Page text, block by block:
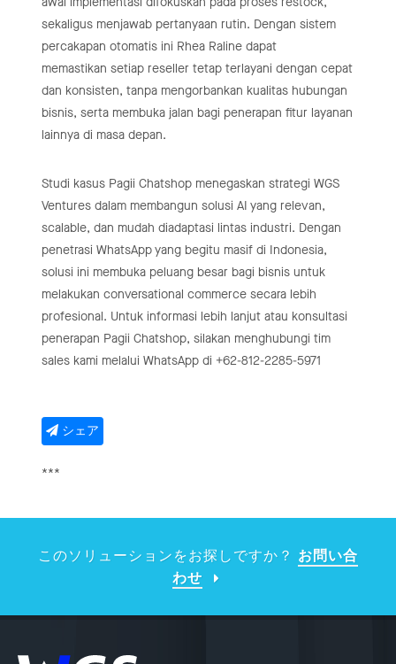
sekaligus menjawab pertanyaan rutin. Dengan sistem
percakapan otomatis ini Rhea Raline dapat
memastikan setiap reseller tetap terlayani dengan cepat
dan konsisten, tanpa mengorbankan kualitas hubungan
bisnis, serta membuka jalan bagi penerapan fitur layanan
lainnya di masa depan.
Studi kasus Pagii Chatshop menegaskan strategi WGS
Ventures dalam membangun solusi AI yang relevan,
scalable, dan mudah diadaptasi lintas industri. Dengan
penetrasi WhatsApp yang begitu masif di Indonesia,
solusi ini membuka peluang besar bagi bisnis untuk
melakukan conversational commerce secara lebih
profesional. Untuk informasi lebih lanjut atau konsultasi
penerapan Pagii Chatshop, silakan menghubungi tim
sales kami melalui WhatsApp di +62-812-2285-5971
シェア
***
このソリューションをお探しですか？ お問い合
わせ